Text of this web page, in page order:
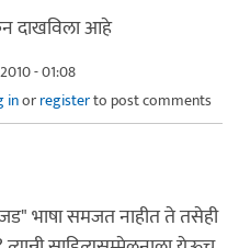
दाखविला आहे
- 01:08
inorregisterto post comments
जड" भाषा समजत नाहीत ते तसेही